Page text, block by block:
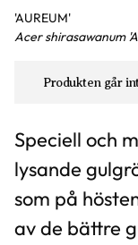
'AUREUM'
Acer shirasawanum
Produkten går
Speciell och
lysande
som på
av de bättre